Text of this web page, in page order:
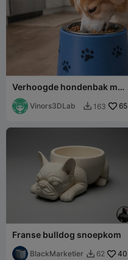
Verhoogde hondenbak met
verwisselbare schalen
Vinors3DLab  163 65
Franse bulldog snoepkom
BlackMarketier  62 40